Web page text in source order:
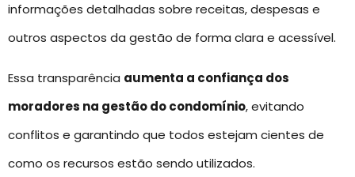
informações detalhadas sobre receitas, despesas e
outros aspectos da gestão de forma clara e acessível.
Essa transparência aumenta a confiança dos
moradores na gestão do condomínio, evitando
conflitos e garantindo que todos estejam cientes de
como os recursos estão sendo utilizados.